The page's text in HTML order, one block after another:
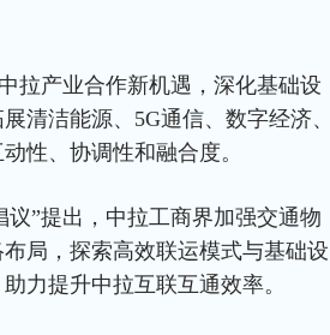
拉产业合作新机遇，深化基础设
清洁能源、5G通信、数字经济、
性、协调性和融合度。
”提出，中拉工商界加强交通物
局，探索高效联运模式与基础设
力提升中拉互联互通效率。